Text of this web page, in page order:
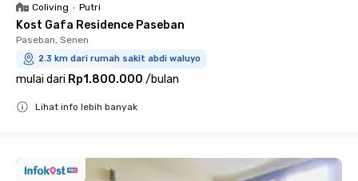
Coliving • Putri
Kost Gafa Residence Paseban
Paseban, Senen
2.3 km dari rumah sakit abdi waluyo
mulai dari Rp1.800.000 /bulan
Lihat info lebih banyak